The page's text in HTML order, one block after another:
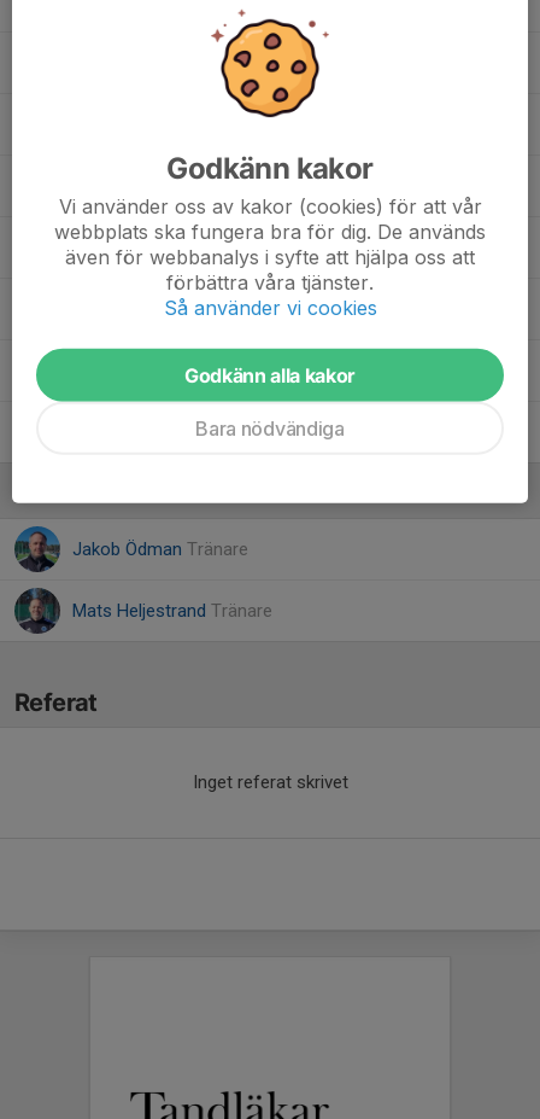
26. Ludvig O.
33. Fredrik W.
Jakob Ödman Tränare
Mats Heljestrand Tränare
Referat
Inget referat skrivet
Godkänn kakor
Vi använder oss av kakor (cookies) för att vår
webbplats ska fungera bra för dig. De används
även för webbanalys i syfte att hjälpa oss att
förbättra våra tjänster.
Så använder vi cookies
Godkänn alla kakor
Bara nödvändiga